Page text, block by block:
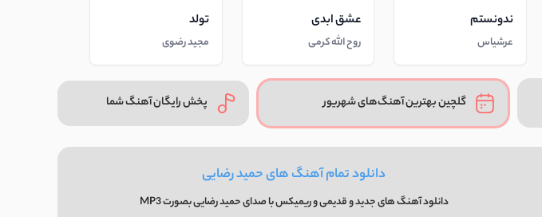
ندونستم
عرشیاس
عشق ابدی
روح الله کرمی
تولد
مجید رضوی
گلچین بهترین آهنگ‌های شهریور پخش رایگان آهنگ شما
دانلود تمام آهنگ های حمید رضایی
دانلود آهنگ های جدید و قدیمی و ریمیکس با صدای حمید رضایی بصورت MP3